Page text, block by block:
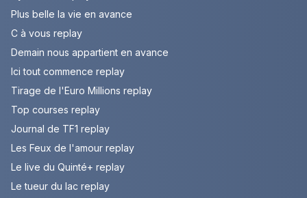
Plus belle la vie en avance
C à vous replay
Demain nous appartient en avance
Ici tout commence replay
Tirage de l'Euro Millions replay
Top courses replay
Journal de TF1 replay
Les Feux de l'amour replay
Le live du Quinté+ replay
Le tueur du lac replay